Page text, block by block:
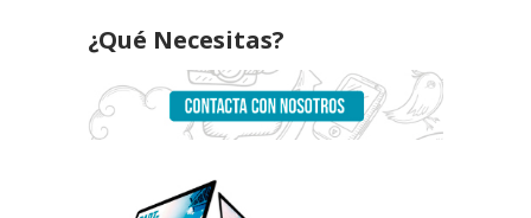
¿Qué Necesitas?